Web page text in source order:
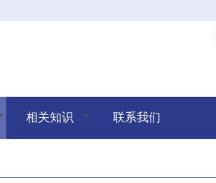
相关知识 联系我们